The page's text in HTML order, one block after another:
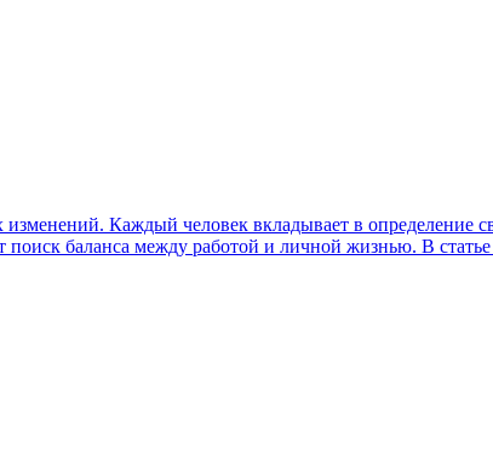
Каждый человек вкладывает в
баланса между работой и личной жизнью. В статье